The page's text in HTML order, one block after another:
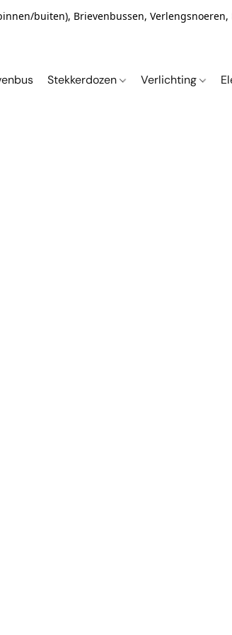
buiten), Brievenbussen,
Stekkerdozen Verlichting